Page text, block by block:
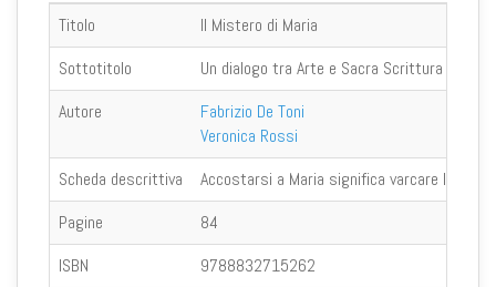
Titolo
Il Mistero di Maria
Sottotitolo
Un dialogo tra Arte e Sacra Scrittura
Autore
Fabrizio De Toni
Veronica Rossi
Scheda descrittiva
Accostarsi a Maria significa varcare la
Pagine
84
ISBN
9788832715262